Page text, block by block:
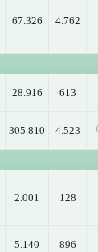
67.326 4.762
28.916 613
305.810 4.523
2.001 128
5.140 896